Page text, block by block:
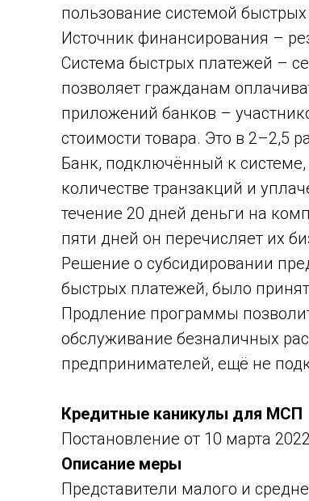
пользование системой
Источник финансирования –
Система быстрых платежей –
позволяет гражданам
приложений банков –
стоимости товара. Это в 2–2,5
Банк, подключённый к
количестве транзакций и
течение 20 дней деньги на
пяти дней он перечисляет их
Решение о субсидировании
быстрых платежей, было
Продление программы
обслуживание безналичных
предпринимателей, ещё не
Кредитные каникулы для МСП
Постановление от 10 марта
Описание меры
Представители малого и